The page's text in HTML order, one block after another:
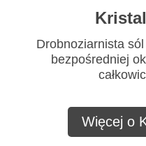
Drobnoziarnista
bezpośredniej
Więcej o